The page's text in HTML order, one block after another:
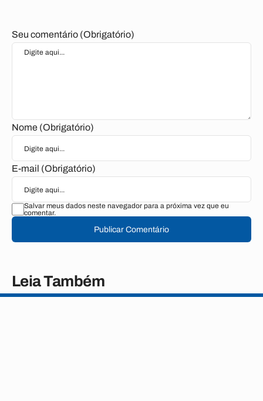
Seu comentário (Obrigatório)
Nome (Obrigatório)
E-mail (Obrigatório)
Salvar meus dados neste navegador para a próxima vez que eu
comentar.
Publicar Comentário
Leia Também